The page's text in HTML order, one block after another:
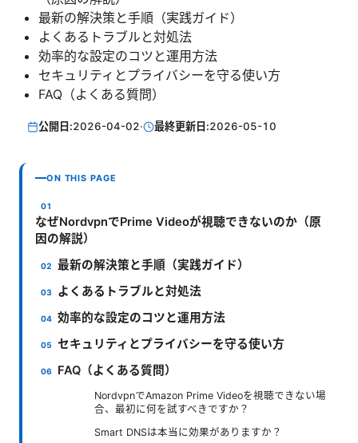
最新の解決策と手順（実践ガイド）
よくあるトラブルと対処法
効率的な設定のコツと運用方法
セキュリティとプライバシーを守る使い方
FAQ（よくある質問）
公開日:2026-04-02· 最終更新日:2026-05-10
ON THIS PAGE
なぜNordvpnでPrime Videoが視聴できないのか（原
因の解説）
最新の解決策と手順（実践ガイド）
よくあるトラブルと対処法
効率的な設定のコツと運用方法
セキュリティとプライバシーを守る使い方
FAQ（よくある質問）
NordvpnでAmazon Prime Videoを視聴できない場
合、最初に何を試すべきですか？
Smart DNSは本当に効果がありますか？